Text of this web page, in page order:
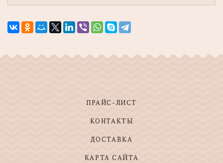
ПРАЙС-ЛИСТ
КОНТАКТЫ
ДОСТАВКА
КАРТА САЙТА